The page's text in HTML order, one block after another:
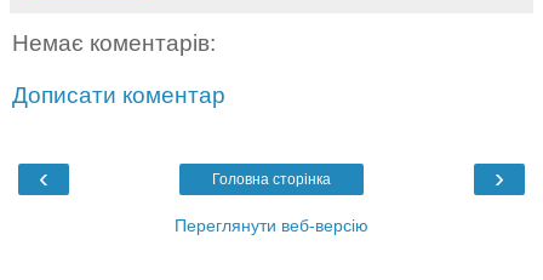
Немає коментарів:
Дописати коментар
‹ ›
Головна сторінка
Переглянути веб-версію